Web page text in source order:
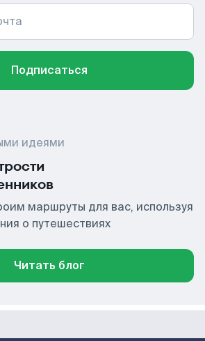
Подписаться
идеями
маршруты для вас, используя
о путешествиях
Читать блог